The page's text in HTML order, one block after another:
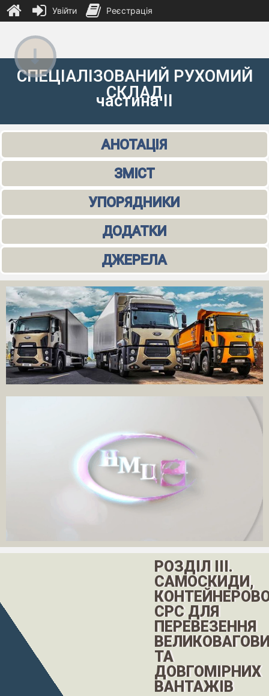
СПЕЦІАЛІЗОВАНИЙ РУХОМИЙ
СКЛАД
частина ІІ
АНОТАЦІЯ
ЗМІСТ
УПОРЯДНИКИ
ДОДАТКИ
ДЖЕРЕЛА
РОЗДІЛ ІІІ.
САМОСКИДИ,
СРС ДЛЯ
ПЕРЕВЕЗЕННЯ
ТА
ДОВГОМІРНИХ
ВАНТАЖІВ
Увійти Реєстрація